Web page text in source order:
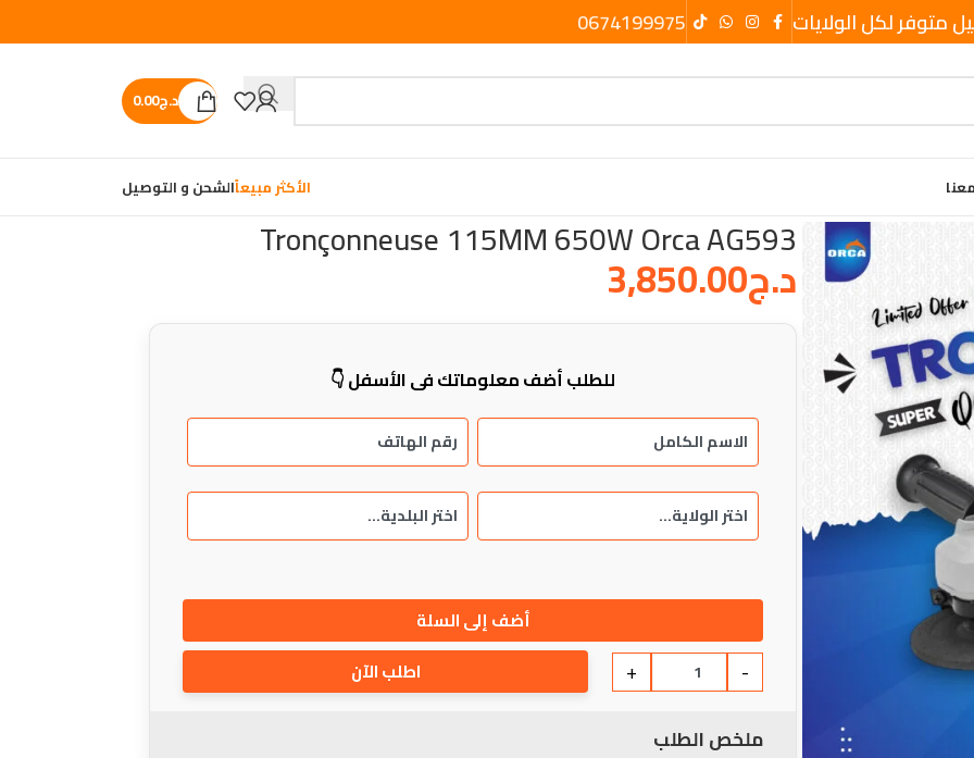
متوفر لكل الولايات 0674199975
د.ج0.00
الأكثر مبيعاًالشحن و التوصيل
Tronçonneuse 115MM 650W Orca AG593
د.ج3,850.00
للطلب أضف معلوماتك في الأسفل 👇
أضف إلى السلة
-
+ اطلب الآن
ملخص الطلب